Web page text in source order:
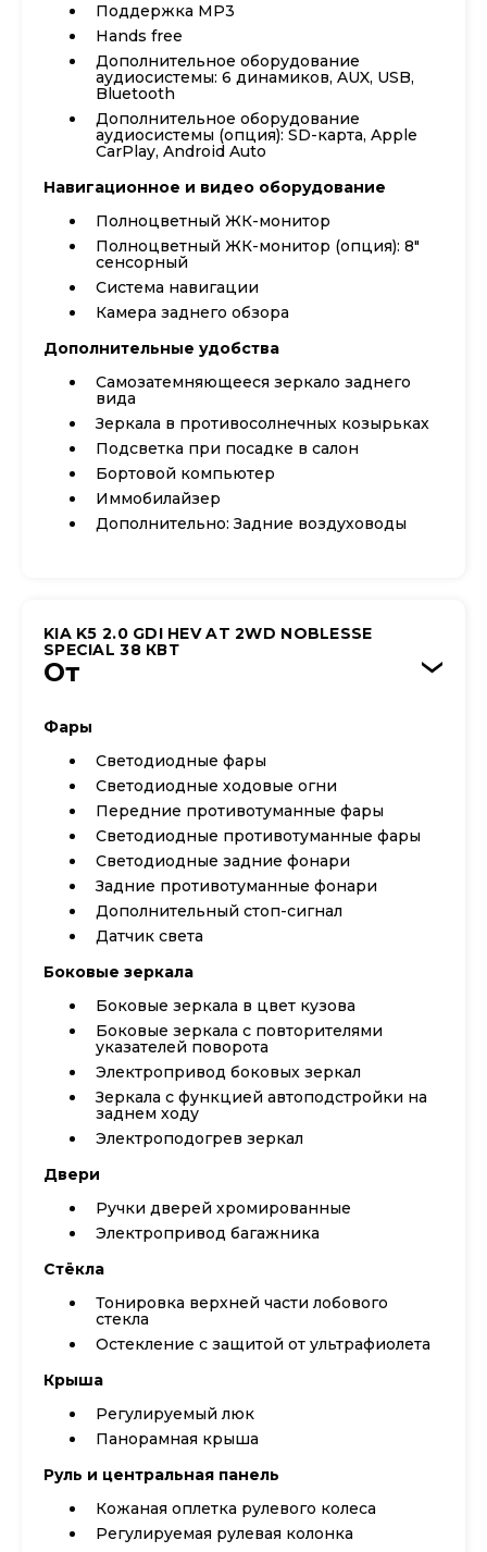
Поддержка MP3
Hands free
Дополнительное оборудование
аудиосистемы: 6 динамиков, AUX, USB,
Bluetooth
Дополнительное оборудование
аудиосистемы (опция): SD-карта, Apple
CarPlay, Android Auto
Навигационное и видео оборудование
Полноцветный ЖК-монитор
Полноцветный ЖК-монитор (опция): 8"
сенсорный
Система навигации
Камера заднего обзора
Дополнительные удобства
Самозатемняющееся зеркало заднего
вида
Зеркала в противосолнечных козырьках
Подсветка при посадке в салон
Бортовой компьютер
Иммобилайзер
Дополнительно: Задние воздуховоды
KIA K5 2.0 GDI HEV AT 2WD NOBLESSE
SPECIAL 38 КВТ
От ›
Фары
Светодиодные фары
Светодиодные ходовые огни
Передние противотуманные фары
Светодиодные противотуманные фары
Cветодиодные задние фонари
Задние противотуманные фонари
Дополнительный стоп-сигнал
Датчик света
Боковые зеркала
Боковые зеркала в цвет кузова
Боковые зеркала с повторителями
указателей поворота
Электропривод боковых зеркал
Зеркала с функцией автоподстройки на
заднем ходу
Электроподогрев зеркал
Двери
Ручки дверей хромированные
Электропривод багажника
Стёкла
Тонировка верхней части лобового
стекла
Остекление с защитой от ультрафиолета
Крыша
Регулируемый люк
Панорамная крыша
Руль и центральная панель
Кожаная оплетка рулевого колеса
Регулируемая рулевая колонка